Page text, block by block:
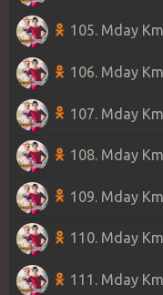
105. Mday
106. Mday
107. Mday
108. Mday
109. Mday
110. Mday
111. Mday